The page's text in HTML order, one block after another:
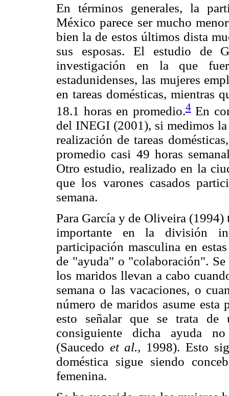
En términos generales, la
México parece ser mucho
bien la de estos últimos dista
sus esposas. El estudio de
investigación en la que
estadunidenses, las mujeres
en tareas domésticas, mientras
18.1 horas en promedio.4En
del INEGI (2001), si medimos
realización de tareas
promedio casi 49 horas
Otro estudio, realizado en la
que los varones casados
semana.
Para García y de Oliveira
importante en la división
participación masculina en
de "ayuda" o "colaboración".
los maridos llevan a cabo
semana o las vacaciones, o
número de maridos asume
esto señalar que se trata de
consiguiente dicha ayuda
(Saucedo et al., 1998). Esto
doméstica sigue siendo
femenina.